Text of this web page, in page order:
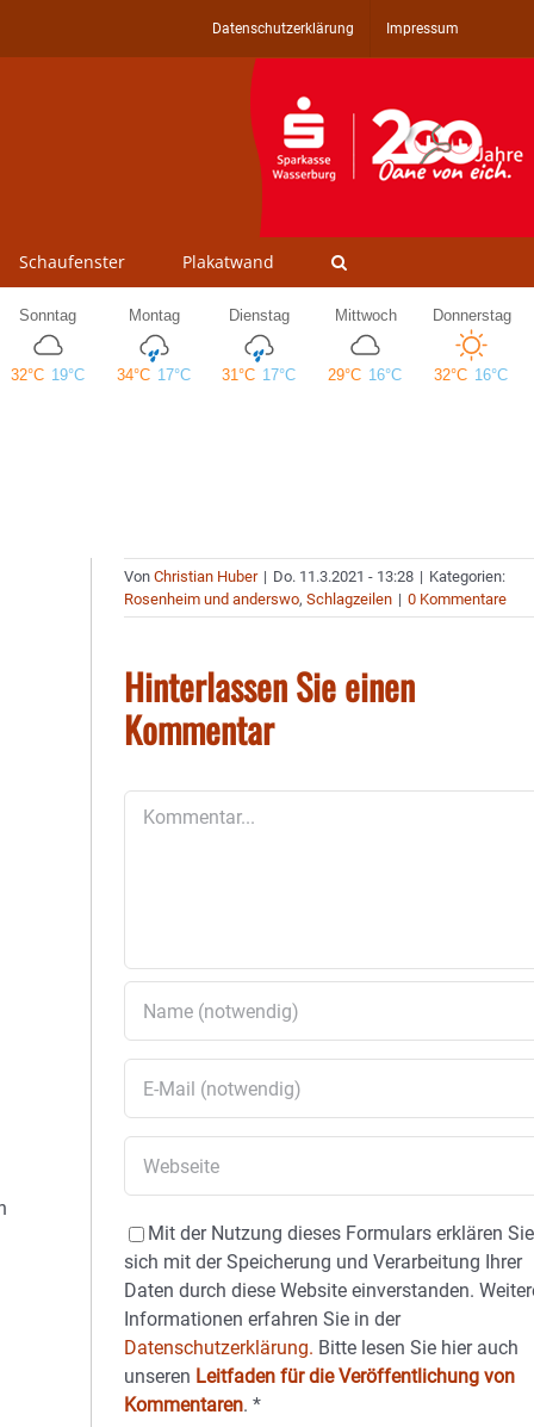
Datenschutzerklärung Impressum
Schaufenster Plakatwand
VonChristian Huber | Do. 11.3.2021 - 13:28 | Kategorien:
Rosenheim und anderswo,Schlagzeilen | 0 Kommentare
Hinterlassen Sie einen
Kommentar
Mit der Nutzung dieses Formulars erklären Sie
sich mit der Speicherung und Verarbeitung Ihrer
Daten durch diese Website einverstanden.
Informationen erfahren Sie in der
Datenschutzerklärung. Bitte lesen Sie hier auch
unseren Leitfaden für die Veröffentlichung von
Kommentaren.*